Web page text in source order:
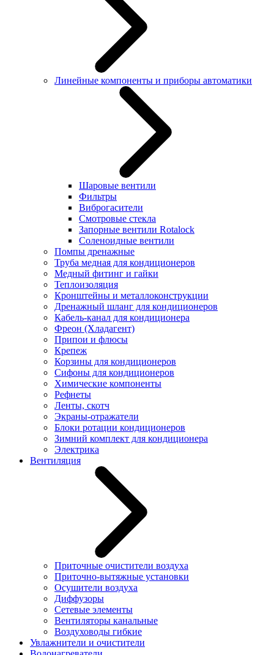
Линейные компоненты и приборы автоматики
Шаровые вентили
Фильтры
Виброгасители
Смотровые стекла
Запорные вентили Rotalock
Соленоидные вентили
Помпы дренажные
Труба медная для кондиционеров
Медный фитинг и гайки
Теплоизоляция
Кронштейны и металлоконструкции
Дренажный шланг для кондиционеров
Кабель-канал для кондиционера
Фреон (Хладагент)
Припои и флюсы
Крепеж
Корзины для кондиционеров
Сифоны для кондиционеров
Химические компоненты
Рефнеты
Ленты, скотч
Экраны-отражатели
Блоки ротации кондиционеров
Зимний комплект для кондиционера
Электрика
Вентиляция
Приточные очистители воздуха
Приточно-вытяжные установки
Осушители воздуха
Диффузоры
Сетевые элементы
Вентиляторы канальные
Воздуховоды гибкие
Увлажнители и очистители